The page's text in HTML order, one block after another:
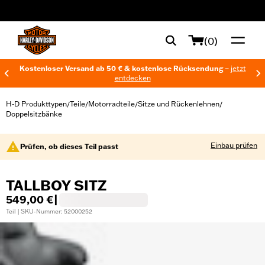
(0)
Kostenloser Versand ab 50 € & kostenlose Rücksendung – jetzt
entdecken
H-D Produkttypen/Teile/Motorradteile/Sitze und Rückenlehnen/
Doppelsitzbänke
Prüfen, ob dieses Teil passt Einbau prüfen
TALLBOY SITZ
549,00 €
Teil | SKU-Nummer: 52000252